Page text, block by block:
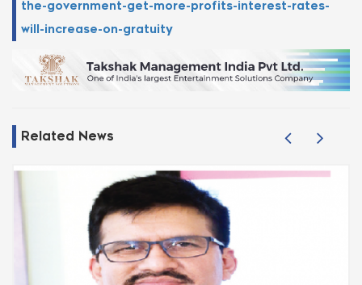
the-government-get-more-profits-interest-rates-
will-increase-on-gratuity
Related News